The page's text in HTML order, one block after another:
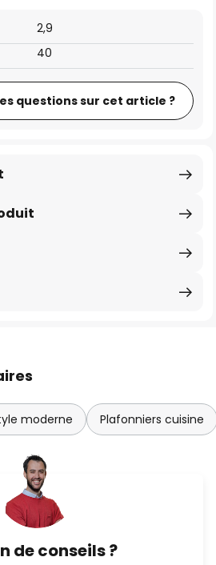
2,9
40
questions sur cet article ?
moderne Plafonniers cuisine
de conseils ?